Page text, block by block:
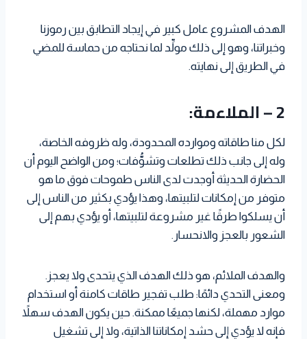
الهدف المشروع عامل كبير في إيجاد التطابق بين رموزنا
وخبراتنا، وهو إلى ذلك مولِّد لما نحتاجه من حماسة للمضي
في الطريق إلى نهايته.
2 – الملاءمة:
لكل منا طاقاته وموارده المحدودة، وله ظروفه الخاصة،
وله إلى جانب ذلك تطلعات وتشوُّفات؛ ومن الواضح اليوم أن
الحضارة الحديثة أوجدت لدى الناس طموحات فوق ما هو
متوفر من إمكانات لتلبيتها، وهذا يؤدي بكثير من الناس إلى
أن يسلكوا طرقًا غير مشروعة لتلبيتها، أو يؤدي بهم إلى
الشعور بالعجز والانحسار.
والهدف الملائم، هو ذلك الهدف الذي يتحدى ولا يعجز.
ومعنى التحدي دائمًا: طلب تفجير طاقات كامنة أو استخدام
موارد مهملة، لكنها جميعًا ممكنة. حين يكون الهدف سهلاً
فإنه لا يؤدي إلى حشد إمكاناتنا الذاتية، ولا إلى تشغيل